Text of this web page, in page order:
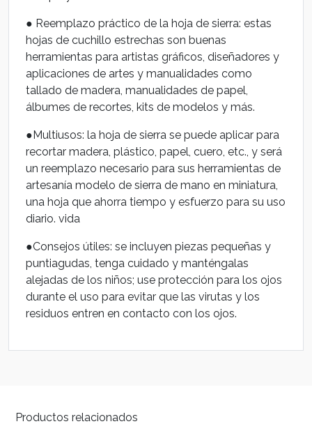
● Reemplazo práctico de la hoja de sierra: estas
hojas de cuchillo estrechas son buenas
herramientas para artistas gráficos, diseñadores y
aplicaciones de artes y manualidades como
tallado de madera, manualidades de papel,
álbumes de recortes, kits de modelos y más.
●Multiusos: la hoja de sierra se puede aplicar para
recortar madera, plástico, papel, cuero, etc., y será
un reemplazo necesario para sus herramientas de
artesanía modelo de sierra de mano en miniatura,
una hoja que ahorra tiempo y esfuerzo para su uso
diario. vida
●Consejos útiles: se incluyen piezas pequeñas y
puntiagudas, tenga cuidado y manténgalas
alejadas de los niños; use protección para los ojos
durante el uso para evitar que las virutas y los
residuos entren en contacto con los ojos.
Productos relacionados